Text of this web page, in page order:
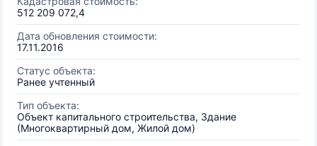
512 209 072,4
Дата обновления стоимости:
17.11.2016
Статус объекта:
Ранее учтенный
Тип объекта:
Объект капитального строительства, Здание
(Многоквартирный дом, Жилой дом)